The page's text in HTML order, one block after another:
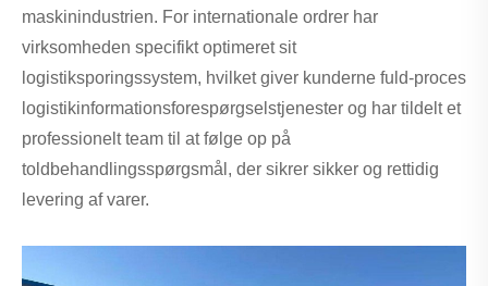
maskinindustrien. For internationale ordrer har
virksomheden specifikt optimeret sit
logistiksporingssystem, hvilket giver kunderne fuld-proces
logistikinformationsforespørgselstjenester og har tildelt et
professionelt team til at følge op på
toldbehandlingsspørgsmål, der sikrer sikker og rettidig
levering af varer.